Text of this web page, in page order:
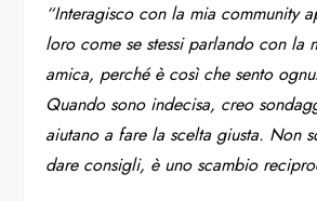
“Interagisco con la mia community
loro come se stessi parlando con la
amica, perché è così che sento
Quando sono indecisa, creo
aiutano a fare la scelta giusta. Non
dare consigli, è uno scambio